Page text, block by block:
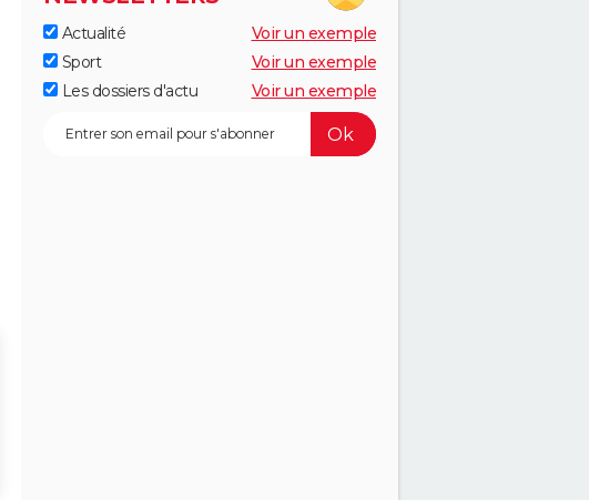
Actualité
Voir un exemple
Sport
Voir un exemple
Les dossiers d'actu
Voir un exemple